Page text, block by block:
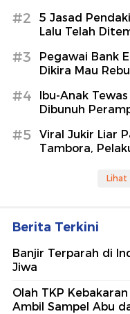
#2
5 Jasad
Lalu Telah
#3
Pegawai Bank
Dikira Mau
#4
Ibu-Anak
Dibunuh
#5
Viral Jukir Liar
Tambora,
Lihat
Berita Terkini
Banjir Terparah di
Jiwa
Olah TKP
Ambil Sampel Abu